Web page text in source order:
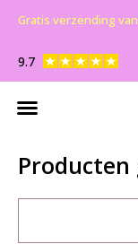
9.7
Gratis verzending